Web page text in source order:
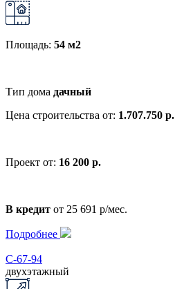
Площадь: 54 м2
Тип дома дачный
Цена строительства от: 1.707.750 р.
Проект от: 16 200 р.
В кредит от 25 691 р/мес.
Подробнее
С-67-94
двухэтажный